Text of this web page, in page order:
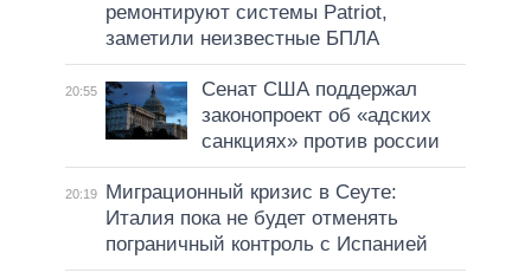
ремонтируют системы Patriot,
заметили неизвестные БПЛА
20:55
Сенат США поддержал
законопроект об «адских
санкциях» против россии
20:19
Миграционный кризис в Сеуте:
Италия пока не будет отменять
пограничный контроль с Испанией